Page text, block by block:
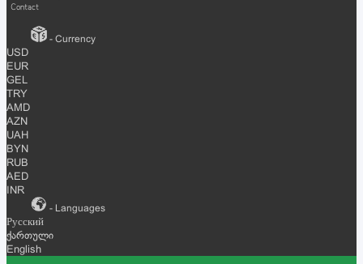
Contact
- Currency
USD
EUR
GEL
TRY
AMD
AZN
UAH
BYN
RUB
AED
INR
- Languages
Русский
ქართული
English